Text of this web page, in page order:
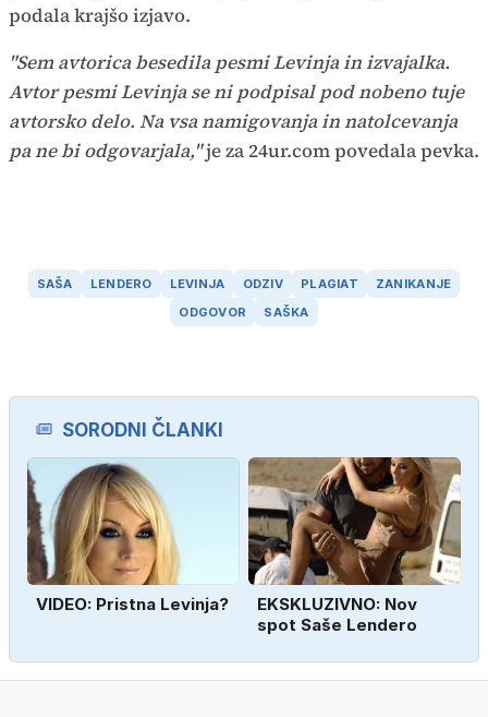
podala krajšo izjavo.
"Sem avtorica besedila pesmi Levinja in izvajalka.
Avtor pesmi Levinja se ni podpisal pod nobeno tuje
avtorsko delo. Na vsa namigovanja in natolcevanja
pa ne bi odgovarjala,"je za 24ur.com povedala pevka.
SAŠA LENDERO LEVINJA ODZIV PLAGIAT
ZANIKANJE
ODGOVOR
SAŠKA
SORODNI ČLANKI
VIDEO: Pristna Levinja?
EKSKLUZIVNO: Nov
spot Saše Lendero